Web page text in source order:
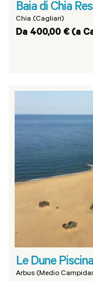
Baia di Chia
Chia (Cagliari)
Da 400,00 € (a
Le Dune
Arbus (Medio